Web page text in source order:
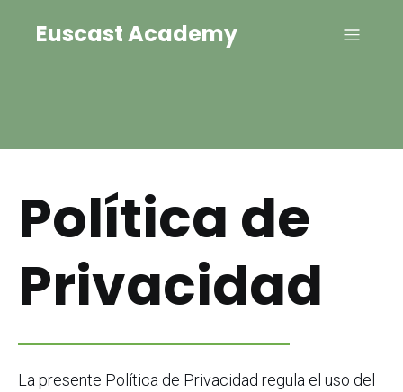
Euscast Academy
Política de
Privacidad
La presente Política de Privacidad regula el uso del